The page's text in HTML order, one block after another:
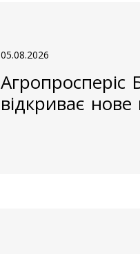
05.08.2026
Агропросперіс
відкриває нове